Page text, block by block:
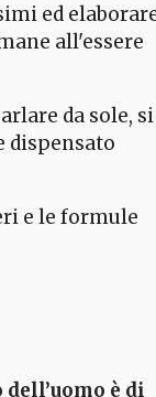
ed
all'essere
da sole, si
dispensato
e le formule
è di